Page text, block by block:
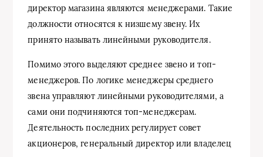
директор магазина являются менеджерами. Такие
должности относятся к низшему звену. Их
принято называть линейными руководителя.
Помимо этого выделяют среднее звено и топ-
менеджеров. По логике менеджеры среднего
звена управляют линейными руководителями, а
сами они подчиняются топ-менеджерам.
Деятельность последних регулирует совет
акционеров, генеральный директор или владелец